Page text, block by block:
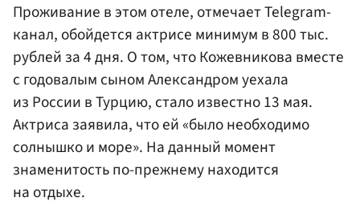
Проживание в этом отеле, отмечает Telegram-
канал, обойдется актрисе минимум в 800 тыс.
рублей за 4 дня. О том, что Кожевникова вместе
с годовалым сыном Александром уехала
из России в Турцию, стало известно 13 мая.
Актриса заявила, что ей «было необходимо
солнышко и море». На данный момент
знаменитость по-прежнему находится
на отдыхе.